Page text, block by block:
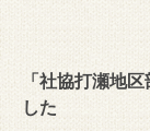
「社協打瀬地
した